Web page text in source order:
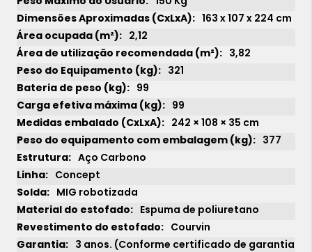
163 x 107 x 224 cm
2,12
3,82
321
99
99
242 × 108 × 35 cm
377
Aço Carbono
Concept
MIG robotizada
Espuma de poliuretano
Courvin
3 anos. (Conforme certificado de garantia